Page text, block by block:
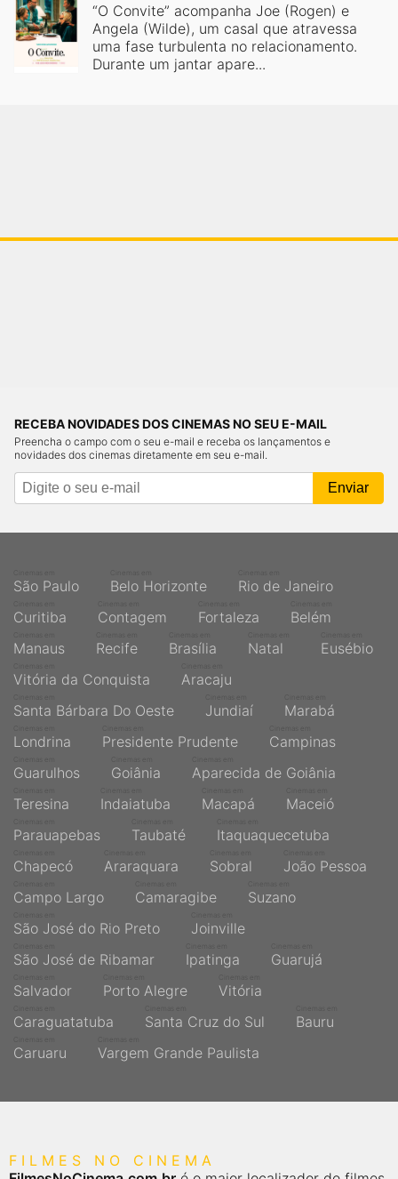
“O Convite” acompanha Joe (Rogen) e
Angela (Wilde), um casal que atravessa
uma fase turbulenta no relacionamento.
Durante um jantar apare...
RECEBA NOVIDADES DOS CINEMAS NO SEU E-MAIL
Preencha o campo com o seu e-mail e receba os lançamentos e
novidades dos cinemas diretamente em seu e-mail.
São Paulo Belo Horizonte Rio de Janeiro
Curitiba Contagem Fortaleza Belém
Manaus Recife Brasília Natal Eusébio
Vitória da Conquista Aracaju
Santa Bárbara Do Oeste Jundiaí Marabá
Londrina Presidente Prudente Campinas
Guarulhos Goiânia Aparecida de Goiânia
Teresina Indaiatuba Macapá Maceió
Parauapebas Taubaté Itaquaquecetuba
Chapecó Araraquara Sobral João Pessoa
Campo Largo Camaragibe Suzano
São José do Rio Preto Joinville
São José de Ribamar Ipatinga Guarujá
Salvador Porto Alegre Vitória
Caraguatatuba Santa Cruz do Sul Bauru
Caruaru Vargem Grande Paulista
FILMES NO CINEMA